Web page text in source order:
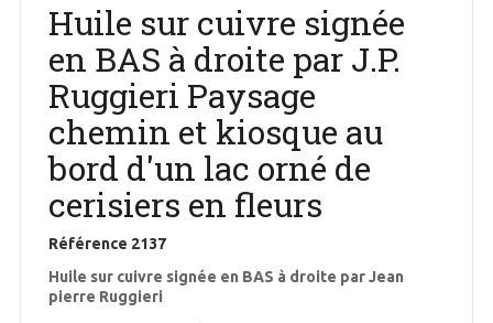
Huile sur cuivre signée
en BAS à droite par J.P.
Ruggieri Paysage
chemin et kiosque au
bord d'un lac orné de
cerisiers en fleurs
Référence 2137
Huile sur cuivre signée en BAS à droite par Jean
pierre Ruggieri